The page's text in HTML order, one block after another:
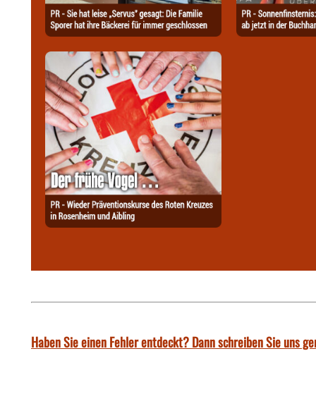
Haben Sie einen Fehler entdeckt? Dann schreiben Sie uns